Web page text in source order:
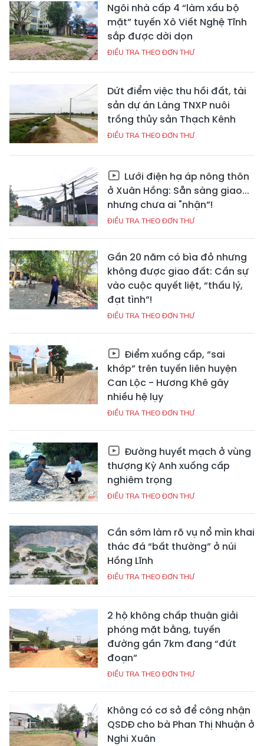
Ngôi nhà cấp 4 “làm xấu bộ
mặt” tuyến Xô Viết Nghệ Tĩnh
sắp được dời dọn
ĐIỀU TRA THEO ĐƠN THƯ
Dứt điểm việc thu hồi đất, tài
sản dự án Làng TNXP nuôi
trồng thủy sản Thạch Kênh
ĐIỀU TRA THEO ĐƠN THƯ
Lưới điện hạ áp nông thôn
ở Xuân Hồng: Sẵn sàng giao...
nhưng chưa ai "nhận”!
ĐIỀU TRA THEO ĐƠN THƯ
Gần 20 năm có bìa đỏ nhưng
không được giao đất: Cần sự
vào cuộc quyết liệt, “thấu lý,
đạt tình”!
ĐIỀU TRA THEO ĐƠN THƯ
Điểm xuống cấp, “sai
khớp” trên tuyến liên huyện
Can Lộc - Hương Khê gây
nhiều hệ lụy
ĐIỀU TRA THEO ĐƠN THƯ
Đường huyết mạch ở vùng
thượng Kỳ Anh xuống cấp
nghiêm trọng
ĐIỀU TRA THEO ĐƠN THƯ
Cần sớm làm rõ vụ nổ mìn khai
thác đá “bất thường” ở núi
Hồng Lĩnh
ĐIỀU TRA THEO ĐƠN THƯ
2 hộ không chấp thuận giải
phóng mặt bằng, tuyến
đường gần 7km đang “đứt
đoạn”
ĐIỀU TRA THEO ĐƠN THƯ
Không có cơ sở để công nhận
QSDĐ cho bà Phan Thị Nhuận ở
Nghi Xuân